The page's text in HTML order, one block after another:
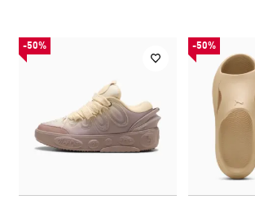
-50% -50%